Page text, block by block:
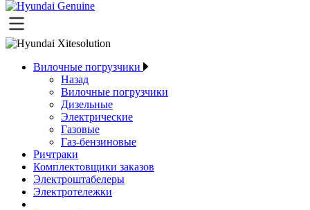
Вилочные погрузчики
Назад
Вилочные погрузчики
Дизельные
Электрические
Газовые
Газ-бензиновые
Ричтраки
Комплектовщики заказов
Электроштабелеры
Электротележки